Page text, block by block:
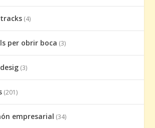
(4)
per obrir boca (3)
(3)
(201)
empresarial (34)